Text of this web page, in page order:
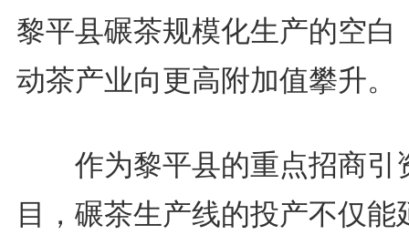
黎平县碾茶规模化生产的空白
动茶产业向更高附加值攀升。
作为黎平县的重点招商引
目，碾茶生产线的投产不仅能